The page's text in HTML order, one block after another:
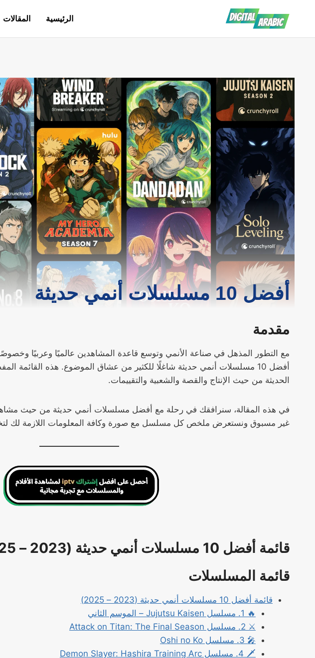
الرئيسية المقالات
أفضل 10 مسلسلات أنمي حديثة
مقدمة
أفضل 10 مسلسلات أنمي حديثة شاغلًا للكثير من عشاق الموضوع. هذه القائمة
الحديثة من حيث الإنتاج والقصة والشعبية والتقييمات.
في هذه المقالة، سنرافقك في رحلة مع أفضل مسلسلات أنمي حديثة من حيث
غير مسبوق ونستعرض ملخص كل مسلسل مع صورة وكافة المعلومات اللازمة لك
قائمة أفضل 10 مسلسلات أنمي حديثة (2023 – 2025)
قائمة المسلسلات
قائمة أفضل 10 مسلسلات أنمي حديثة (2023 – 2025)
🔥 1. مسلسل Jujutsu Kaisen – الموسم الثاني
⚔️ 2. مسلسل Attack on Titan: The Final Season
🎤 3. مسلسل Oshi no Ko
🗡️ 4. مسلسل Demon Slayer: Hashira Training Arc